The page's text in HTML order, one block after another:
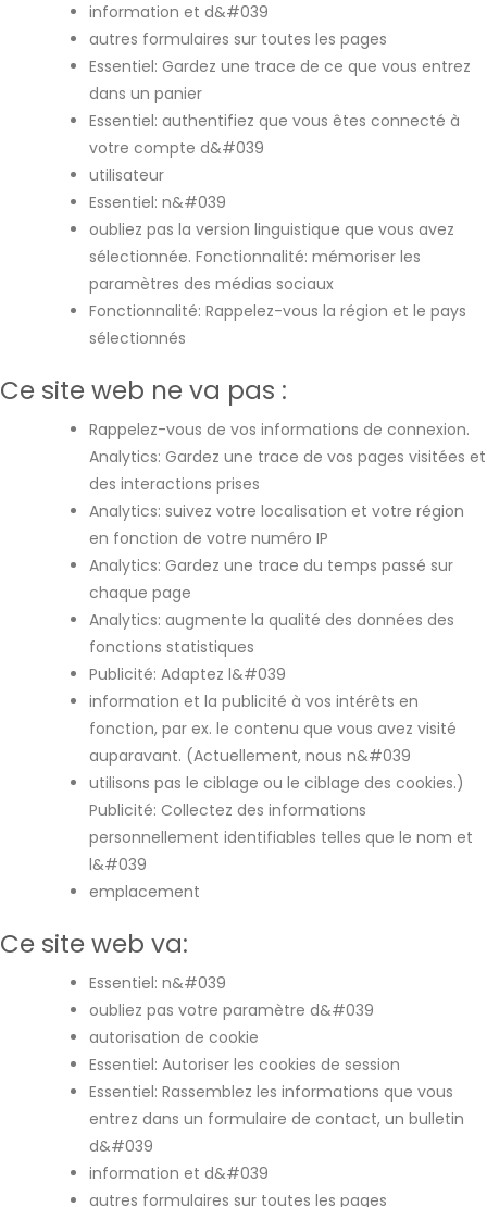
information et d&#039
autres formulaires sur toutes les pages
Essentiel: Gardez une trace de ce que vous entrez
dans un panier
Essentiel: authentifiez que vous êtes connecté à
votre compte d&#039
utilisateur
Essentiel: n&#039
oubliez pas la version linguistique que vous avez
sélectionnée. Fonctionnalité: mémoriser les
paramètres des médias sociaux
Fonctionnalité: Rappelez-vous la région et le pays
sélectionnés
Ce site web ne va pas :
Rappelez-vous de vos informations de connexion.
Analytics: Gardez une trace de vos pages visitées et
des interactions prises
Analytics: suivez votre localisation et votre région
en fonction de votre numéro IP
Analytics: Gardez une trace du temps passé sur
chaque page
Analytics: augmente la qualité des données des
fonctions statistiques
Publicité: Adaptez l&#039
information et la publicité à vos intérêts en
fonction, par ex. le contenu que vous avez visité
auparavant. (Actuellement, nous n&#039
utilisons pas le ciblage ou le ciblage des cookies.)
Publicité: Collectez des informations
personnellement identifiables telles que le nom et
l&#039
emplacement
Ce site web va:
Essentiel: n&#039
oubliez pas votre paramètre d&#039
autorisation de cookie
Essentiel: Autoriser les cookies de session
Essentiel: Rassemblez les informations que vous
entrez dans un formulaire de contact, un bulletin
d&#039
information et d&#039
autres formulaires sur toutes les pages